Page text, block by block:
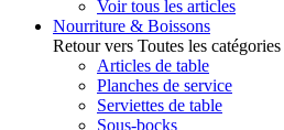
Voir tous les articles
Nourriture & Boissons
Retour vers Toutes les catégories
Articles de table
Planches de service
Serviettes de table
Sous-bocks